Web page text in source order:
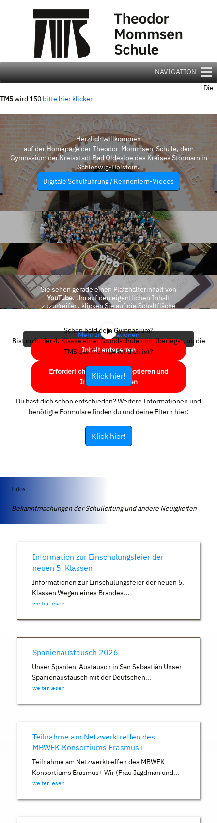
NAVIGATION
Die
TMSwird 150 bitte hier klicken
Herzlich willkommen
auf der Homepage der Theodor-Mommsen-Schule, dem
Gymnasium der Kreisstadt Bad Oldesloe des Kreises Stormarn in
Schleswig-Holstein.
Digitale Schulführung / Kennenlern-Videos
Sie sehen gerade einen Platzhalterinhalt von
YouTube. Um auf den eigentlichen Inhalt
zuzugreifen, klicken Sie auf die Schaltfläche
Mehr Informationen
Inhalt entsperren
Erforderlichen Service akzeptieren und
Inhalte entsperren
Schon bald dein Gymnasium?
Bist du in der 4. Klasse einer Grundschule und überlegst, ob die
TMS das Richtige für dich ist?
Klick hier!
Du hast dich schon entschieden? Weitere Informationen und
benötigte Formulare finden du und deine Eltern hier:
Klick hier!
Infos
Bekanntmachungen der Schulleitung und andere Neuigkeiten
Information zur Einschulungsfeier der
neuen 5. Klassen
Informationen zur Einschulungsfeier der neuen 5.
Klassen Wegen eines Brandes...
weiter lesen
Spanienaustausch 2026
Unser Spanien-Austausch in San Sebastián Unser
Spanienaustausch mit der Deutschen...
weiter lesen
Teilnahme am Netzwerktreffen des
MBWFK-Konsortiums Erasmus+
Teilnahme am Netzwerktreffen des MBWFK-
Konsortiums Erasmus+ Wir (Frau Jagdman und...
weiter lesen